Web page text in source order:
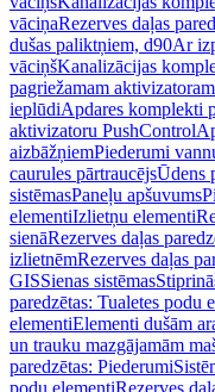
vāciņaRezerves daļas
dušas paliktņiem, d90Ar
vāciņšKanalizācijas
pagriežamam aktivizatoram
ieplūdiApdares komplekti
aktivizatoru PushControl
aizbāžņiemPiederumi
caurules pārtraucējsŪdens
sistēmasPaneļu apšuvums
elementiIzlietņu elementi
sienāRezerves daļas
izlietnēmRezerves daļas
GISSienas sistēmas
paredzētas: Tualetes podu
elementiElementi dušām
un trauku mazgājamām
paredzētas: Piederumi
podu elementiRezerves